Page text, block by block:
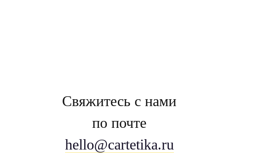
Свяжитесь с нами
по почте
hello@cartetika.ru